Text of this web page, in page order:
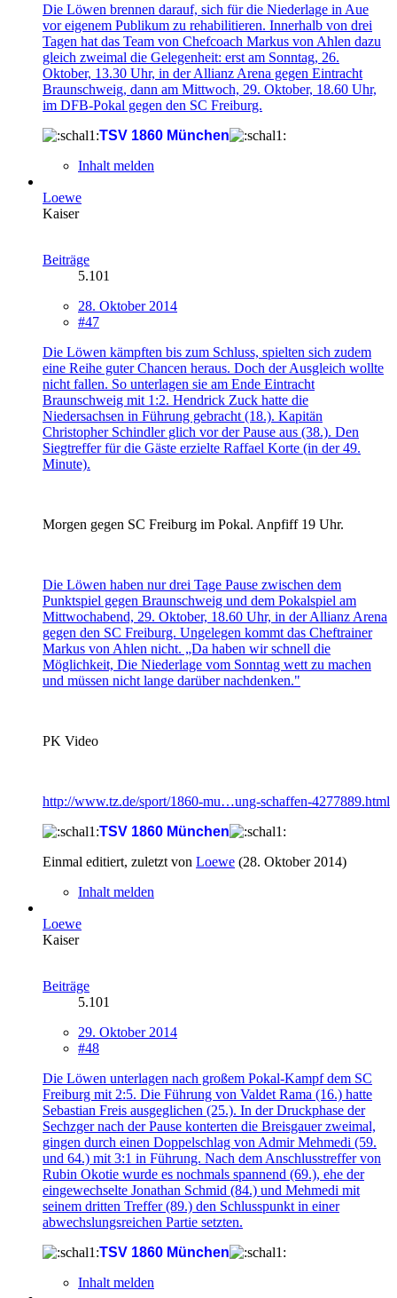
Die Löwen brennen darauf, sich für die Niederlage in Aue
vor eigenem Publikum zu rehabilitieren. Innerhalb von drei
Tagen hat das Team von Chefcoach Markus von Ahlen dazu
gleich zweimal die Gelegenheit: erst am Sonntag, 26.
Oktober, 13.30 Uhr, in der Allianz Arena gegen Eintracht
Braunschweig, dann am Mittwoch, 29. Oktober, 18.60 Uhr,
im DFB-Pokal gegen den SC Freiburg.
TSV 1860 München
Inhalt melden
Loewe
Kaiser
Beiträge
5.101
28. Oktober 2014
#47
Die Löwen kämpften bis zum Schluss, spielten sich zudem
eine Reihe guter Chancen heraus. Doch der Ausgleich wollte
nicht fallen. So unterlagen sie am Ende Eintracht
Braunschweig mit 1:2. Hendrick Zuck hatte die
Niedersachsen in Führung gebracht (18.). Kapitän
Christopher Schindler glich vor der Pause aus (38.). Den
Siegtreffer für die Gäste erzielte Raffael Korte (in der 49.
Minute).
Morgen gegen SC Freiburg im Pokal. Anpfiff 19 Uhr.
Die Löwen haben nur drei Tage Pause zwischen dem
Punktspiel gegen Braunschweig und dem Pokalspiel am
Mittwochabend, 29. Oktober, 18.60 Uhr, in der Allianz Arena
gegen den SC Freiburg. Ungelegen kommt das Cheftrainer
Markus von Ahlen nicht. „Da haben wir schnell die
Möglichkeit, Die Niederlage vom Sonntag wett zu machen
und müssen nicht lange darüber nachdenken."
PK Video
http://www.tz.de/sport/1860-mu…ung-schaffen-4277889.html
TSV 1860 München
Einmal editiert, zuletzt von Loewe (28. Oktober 2014)
Inhalt melden
Loewe
Kaiser
Beiträge
5.101
29. Oktober 2014
#48
Die Löwen unterlagen nach großem Pokal-Kampf dem SC
Freiburg mit 2:5. Die Führung von Valdet Rama (16.) hatte
Sebastian Freis ausgeglichen (25.). In der Druckphase der
Sechzger nach der Pause konterten die Breisgauer zweimal,
gingen durch einen Doppelschlag von Admir Mehmedi (59.
und 64.) mit 3:1 in Führung. Nach dem Anschlusstreffer von
Rubin Okotie wurde es nochmals spannend (69.), ehe der
eingewechselte Jonathan Schmid (84.) und Mehmedi mit
seinem dritten Treffer (89.) den Schlusspunkt in einer
abwechslungsreichen Partie setzten.
TSV 1860 München
Inhalt melden